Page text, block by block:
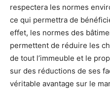
respectera les normes
ce qui permettra de
effet, les normes des
permettent de réduire les
de tout l’immeuble et le
sur des réductions de ses
véritable avantage sur le